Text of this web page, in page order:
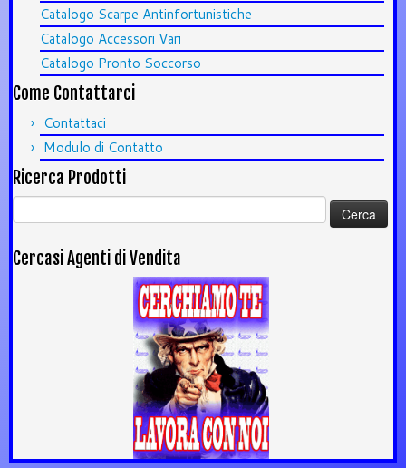
Catalogo Scarpe Antinfortunistiche
Catalogo Accessori Vari
Catalogo Pronto Soccorso
Come Contattarci
Contattaci
Modulo di Contatto
Ricerca Prodotti
Ricerca
per:
Cercasi Agenti di Vendita